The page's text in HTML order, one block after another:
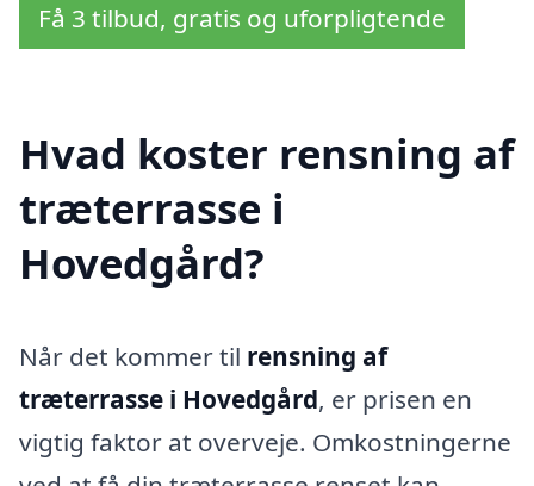
Få 3 tilbud, gratis og uforpligtende
Hvad koster rensning af
træterrasse i
Hovedgård?
Når det kommer til rensning af
træterrasse i Hovedgård, er prisen en
vigtig faktor at overveje. Omkostningerne